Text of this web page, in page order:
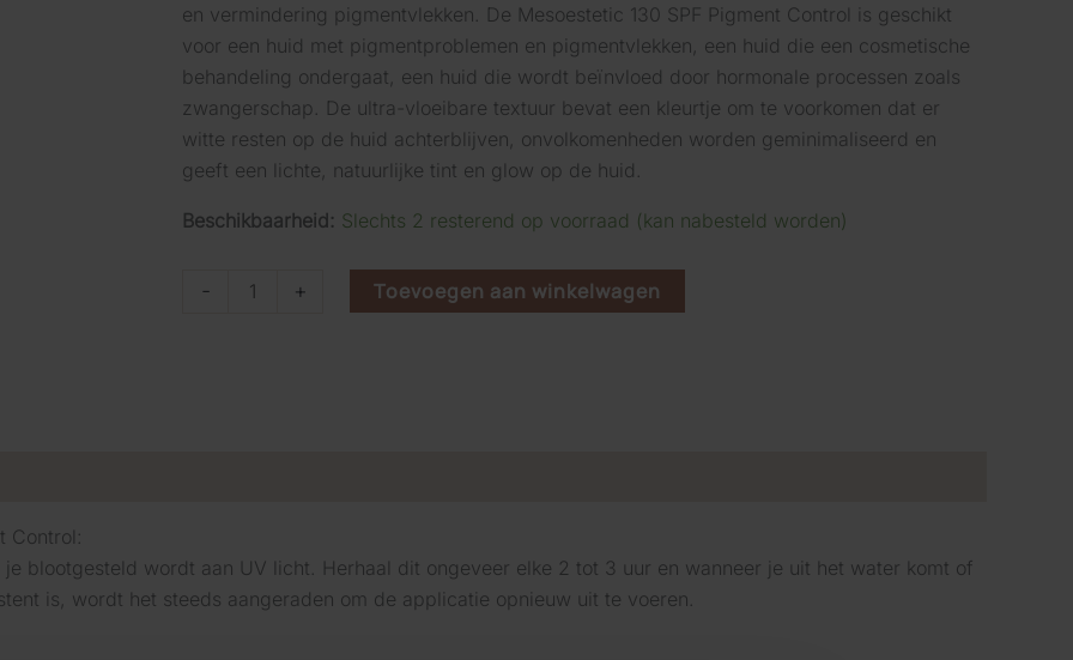
en vermindering pigmentvlekken. De Mesoestetic 130 SPF Pigment Control is geschikt
voor een huid met pigmentproblemen en pigmentvlekken, een huid die een cosmetische
behandeling ondergaat, een huid die wordt beïnvloed door hormonale processen zoals
zwangerschap. De ultra-vloeibare textuur bevat een kleurtje om te voorkomen dat er
witte resten op de huid achterblijven, onvolkomenheden worden geminimaliseerd en
geeft een lichte, natuurlijke tint en glow op de huid.
Beschikbaarheid: Slechts 2 resterend op voorraad (kan nabesteld worden)
-
Mesoestetic
+ Toevoegen aan winkelwagen
Control:
blootgesteld wordt aan UV licht. Herhaal dit ongeveer elke 2 tot 3 uur en wanneer je uit het water komt of
is, wordt het steeds aangeraden om de applicatie opnieuw uit te voeren.